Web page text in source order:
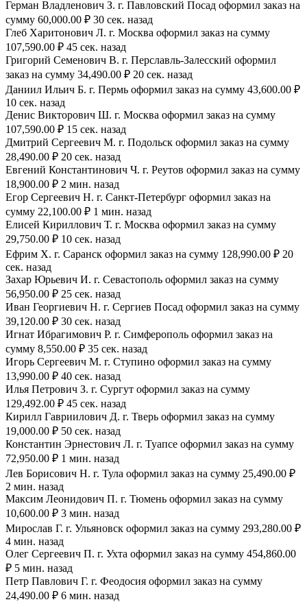
Герман Владленович З. г. Павловский Посад оформил заказ на
сумму 60,000.00 ₽ 30 сек. назад
Глеб Харитонович Л. г. Москва оформил заказ на сумму
107,590.00 ₽ 45 сек. назад
Григорий Семенович В. г. Перславль-Залесский оформил
заказ на сумму 34,490.00 ₽ 20 сек. назад
Даниил Ильич Б. г. Пермь оформил заказ на сумму 43,600.00 ₽
10 сек. назад
Денис Викторович Ш. г. Москва оформил заказ на сумму
107,590.00 ₽ 15 сек. назад
Дмитрий Сергеевич М. г. Подольск оформил заказ на сумму
28,490.00 ₽ 20 сек. назад
Евгений Константинович Ч. г. Реутов оформил заказ на сумму
18,900.00 ₽ 2 мин. назад
Егор Сергеевич Н. г. Санкт-Петербург оформил заказ на
сумму 22,100.00 ₽ 1 мин. назад
Елисей Кириллович Т. г. Москва оформил заказ на сумму
29,750.00 ₽ 10 сек. назад
Ефрим Х. г. Саранск оформил заказ на сумму 128,990.00 ₽ 20
сек. назад
Захар Юрьевич И. г. Севастополь оформил заказ на сумму
56,950.00 ₽ 25 сек. назад
Иван Георгиевич Н. г. Сергиев Посад оформил заказ на сумму
39,120.00 ₽ 30 сек. назад
Игнат Ибрагимович Р. г. Симферополь оформил заказ на
сумму 8,550.00 ₽ 35 сек. назад
Игорь Сергеевич М. г. Ступино оформил заказ на сумму
13,990.00 ₽ 40 сек. назад
Илья Петрович З. г. Сургут оформил заказ на сумму
129,492.00 ₽ 45 сек. назад
Кирилл Гавриилович Д. г. Тверь оформил заказ на сумму
19,000.00 ₽ 50 сек. назад
Константин Эрнестович Л. г. Туапсе оформил заказ на сумму
72,950.00 ₽ 1 мин. назад
Лев Борисович Н. г. Тула оформил заказ на сумму 25,490.00 ₽
2 мин. назад
Максим Леонидович П. г. Тюмень оформил заказ на сумму
10,600.00 ₽ 3 мин. назад
Мирослав Г. г. Ульяновск оформил заказ на сумму 293,280.00 ₽
4 мин. назад
Олег Сергеевич П. г. Ухта оформил заказ на сумму 454,860.00
₽ 5 мин. назад
Петр Павлович Г. г. Феодосия оформил заказ на сумму
24,490.00 ₽ 6 мин. назад